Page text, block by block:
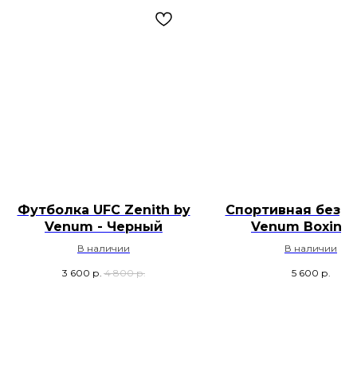
Футболка UFC Zenith by
Venum - Черный
В наличии
3 600 р. 4 800 р.
Спортивная
Venum Boxing
В наличии
5 600 р.